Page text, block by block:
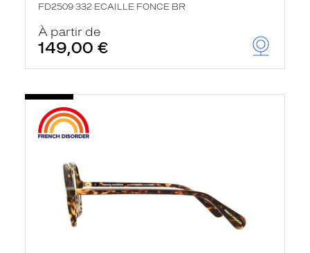
FD2509 332 ECAILLE FONCE BR
À partir de
149,00 €